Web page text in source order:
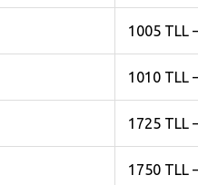
1005 TLL
1010 TLL
1725 TLL
1750 TLL